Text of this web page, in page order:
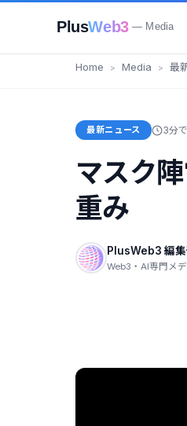
PlusWeb3 — Media
Home Media 最
最新ニュース 3分
マスク
重み
PlusWeb3 編
Web3・AI専門メ